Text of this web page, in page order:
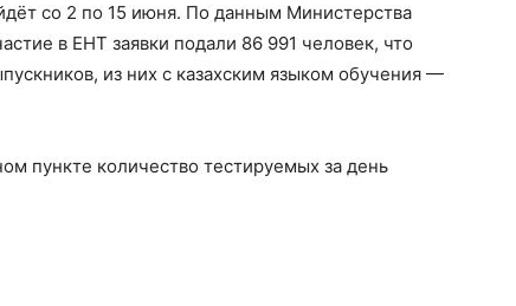
со 2 по 15 июня. По данным Министерства
в ЕНТ заявки подали 86 991 человек, что
из них с казахским языком обучения —
пункте количество тестируемых за день